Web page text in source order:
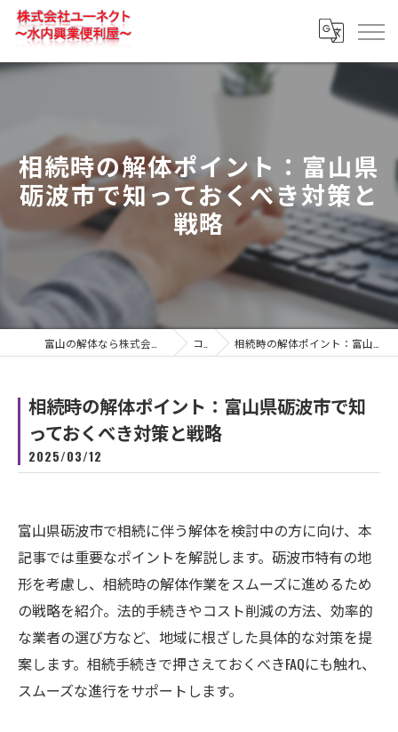
相続時の解体ポイント：富山県
砺波市で知っておくべき対策と
戦略
コラム 相続時の解体ポイント：富山県砺波市で知っておくべき対策と戦略
相続時の解体ポイント：富山県砺波市で知
っておくべき対策と戦略
2025/03/12
富山県砺波市で相続に伴う解体を検討中の方に向け、本
記事では重要なポイントを解説します。砺波市特有の地
形を考慮し、相続時の解体作業をスムーズに進めるため
の戦略を紹介。法的手続きやコスト削減の方法、効率的
な業者の選び方など、地域に根ざした具体的な対策を提
案します。相続手続きで押さえておくべきFAQにも触れ、
スムーズな進行をサポートします。